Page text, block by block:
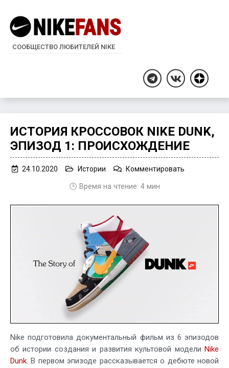
СООБЩЕСТВО ЛЮБИТЕЛЕЙ NIKE
TelegramВКонтакте
Дзен
ИСТОРИЯ КРОССОВОК NIKE DUNK,
ЭПИЗОД 1: ПРОИСХОЖДЕНИЕ
24.10.2020 Истории Комментировать
🕒 Время на чтение: 4 мин
Nike подготовила документальный фильм из 6 эпизодов
об истории создания и развития культовой модели Nike
Dunk. В первом эпизоде рассказывается о дебюте новой